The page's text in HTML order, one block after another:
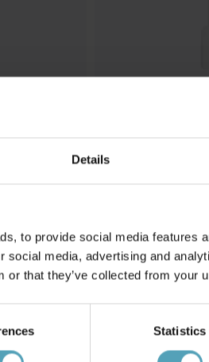
Details
to provide social media features
social media, advertising and
or that they’ve collected from your
Statistics
Brännarerör
99 kr